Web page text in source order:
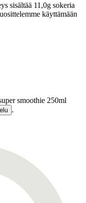
sisältää 11,0g sokeria
käyttämään
smoothie 250ml
.